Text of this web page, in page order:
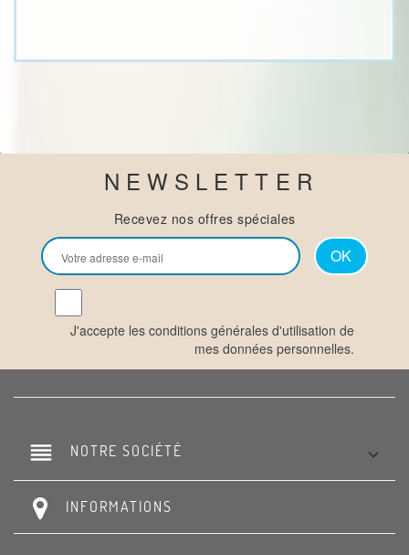
NEWSLETTER
Recevez nos offres spéciales
J'accepte les conditions générales d'utilisation de
mes données personnelles.
reorder NOTRE SOCIÉTÉ 
INFORMATIONS